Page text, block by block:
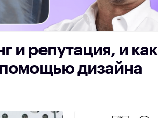
и репутация, и как
помощью дизайна